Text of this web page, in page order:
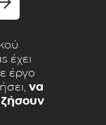
έχει
έργο
να